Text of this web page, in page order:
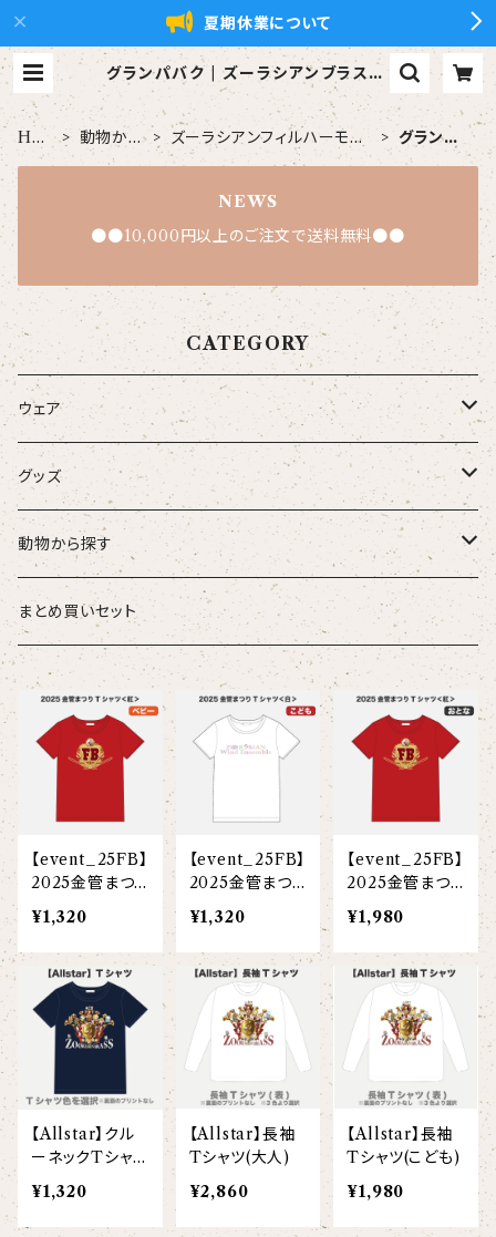
夏期休業について
グランパバク | ズーラシアンブラス【x
ZBt】公式ショップ
HO
ME
動物から
探す
ズーラシアンフィルハーモニ
ー管弦楽団
グランパ
バク
NEWS
●●10,000円以上のご注文で送料無料●●
CATEGORY
ウェア
大人
こども
ベビー
スタイ
カバーオール
ギフトセット
Tシャツ
Tシャツ（半袖）
【face】
【signature】
【kakugen】
【hibiscus】
【I love】
【xx's day】
オーバーサイズTシャツ（半袖）
【custom_point】
【face_point】
【resort】
【motif】
マグナムウェイトビッグシルエットTシャツ
【hello(刺繍)】
ベースボールシャツ
ポロシャツ
【emblem_basic】
【emblem_chara】
【crest】
【6faces】
シャツ
アロハシャツ
ボタンダウン半袖シャツ
オックスフォード長袖シャツ
パーカー
プルオーバーパーカー
トレーナー
グッズ
タオル・ハンカチ
ポーチ
トートバッグ
おけいこバッグ
ランチトート
デニムトート
ジュートバッグ
ブランケット
ペットアイテム
巾着
サコッシュ
ポシェット
バックパック・リュック
動物から探す
ズーラシアンブラス
オカピ
インドライオン
ドゥクラングール
マレーバク
スマトラトラ
ホッキョクグマ
弦うさぎ
メグ
エイミー
ベス
ジョー
ハンナ
サキソフォックス
ラトゥール
ラフィット
ムートン
クラリキャット
メリッサ
ローズマリー
ペパーミント
ことふえパピヨン
パーカッション
ドール
ナマケモノ
リトルシスタードール
たたきのトリ アイリス
ズーラシアンフィルハーモニー管弦楽団
コビトカバ
ジャイアントパンダ
ゴールデンターキン
はたらくトリ
セクション
まとめ買いセット
【event_25FB】
2025金管まつり
Tシャツ＜紅＞
＜白＞(ベビー)
¥1,320
【event_25FB】
2025金管まつり
Tシャツ＜紅＞
＜白＞(こども)
¥1,320
【event_25FB】
2025金管まつり
Tシャツ＜紅＞
＜白＞(大人)
¥1,980
【Allstar】クル
ーネックTシャツ
（半袖）（こども）
¥1,320
【Allstar】長袖
Tシャツ(大人)
¥2,860
【Allstar】長袖
Tシャツ(こども)
¥1,980